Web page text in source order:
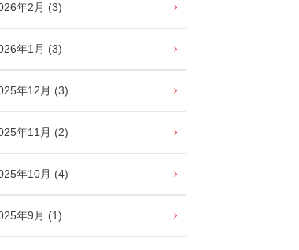
年2月 (3)
年1月 (3)
年12月 (3)
年11月 (2)
年10月 (4)
年9月 (1)